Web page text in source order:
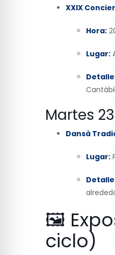
XXIX
Hora:
Lugar:
Martes
Dansà
Lugar:
🖼️
ciclo)